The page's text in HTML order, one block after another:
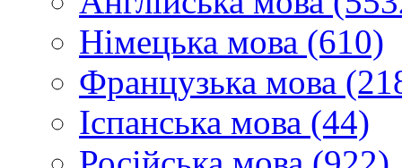
Німецька мова (610)
Французька мова
Іспанська мова (44)